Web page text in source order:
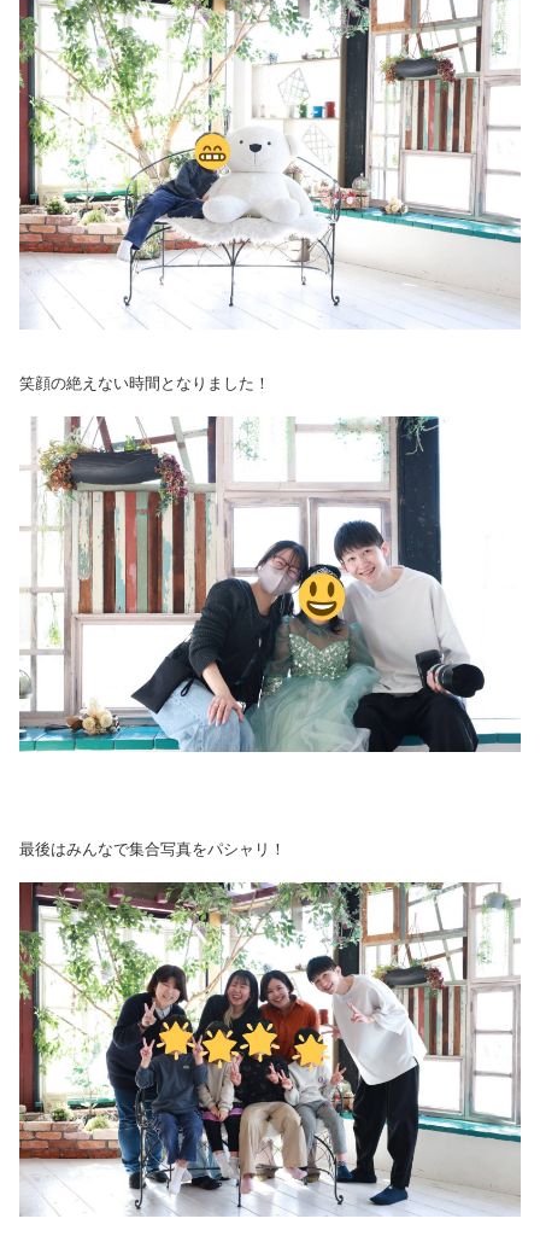
笑顔の絶えない時間となりました！
最後はみんなで集合写真をパシャリ！